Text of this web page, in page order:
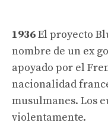
1936El proyecto
nombre de un ex
apoyado por el
nacionalidad
musulmanes. Los
violentamente.